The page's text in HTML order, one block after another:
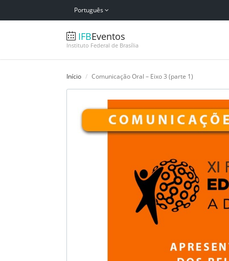
Português
IFBEventos
Instituto Federal de Brasília
Início Comunicação Oral – Eixo 3 (parte 1)